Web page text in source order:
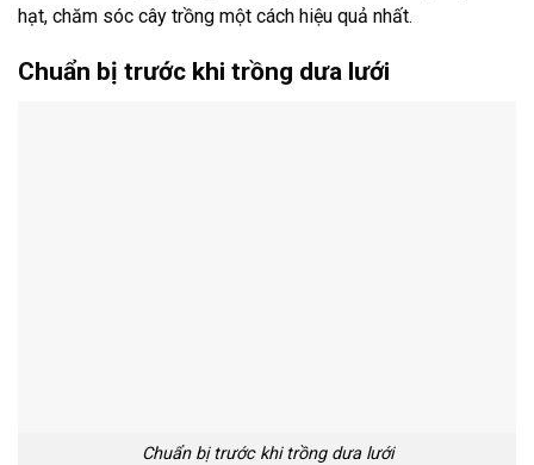
hạt, chăm sóc cây trồng một cách hiệu quả nhất.
Chuẩn bị trước khi trồng dưa lưới
Chuẩn bị trước khi trồng dưa lưới